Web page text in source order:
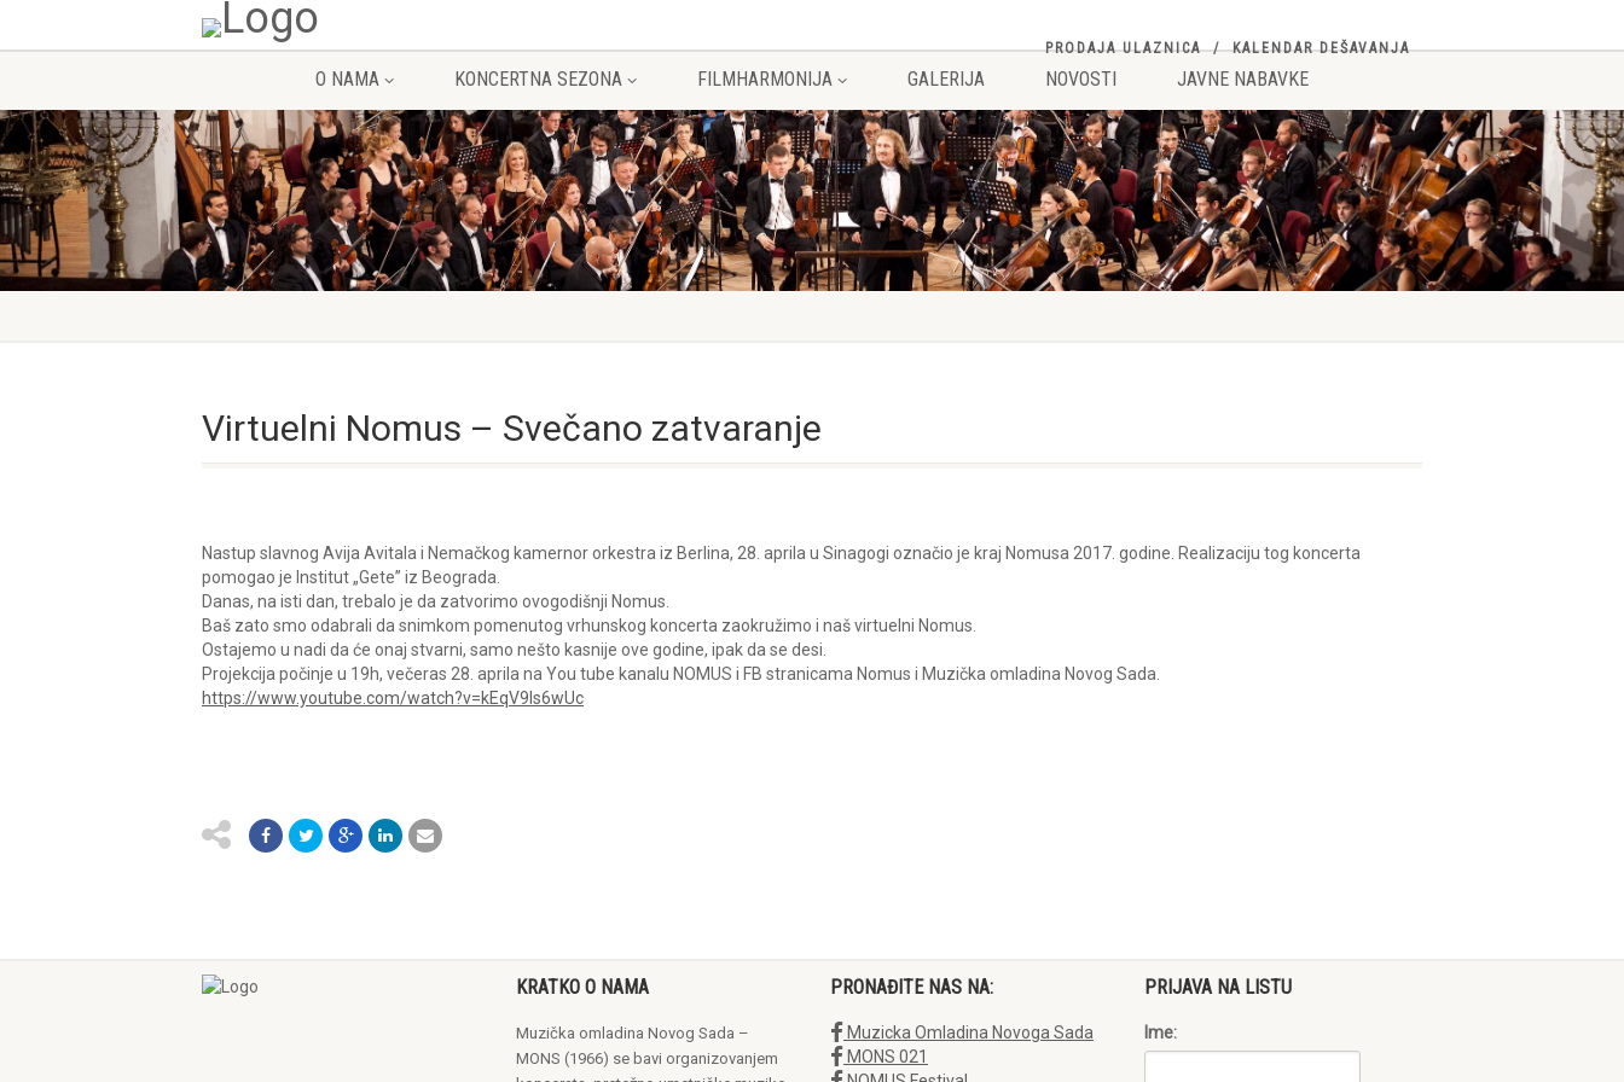
PRODAJA ULAZNICA KALENDAR DEŠAVANJA
O NAMA KONCERTNA SEZONA FILMHARMONIJA GALERIJA NOVOSTI JAVNE NABAVKE
Virtuelni Nomus – Svečano zatvaranje
Nastup slavnog Avija Avitala i Nemačkog kamernor orkestra iz Berlina, 28. aprila u Sinagogi označio je kraj Nomusa 2017. godine. Realizaciju tog koncerta
pomogao je Institut „Gete” iz Beograda.
Danas, na isti dan, trebalo je da zatvorimo ovogodišnji Nomus.
Baš zato smo odabrali da snimkom pomenutog vrhunskog koncerta zaokružimo i naš virtuelni Nomus.
Ostajemo u nadi da će onaj stvarni, samo nešto kasnije ove godine, ipak da se desi.
Projekcija počinje u 19h, večeras 28. aprila na You tube kanalu NOMUS i FB stranicama Nomus i Muzička omladina Novog Sada.
https://www.youtube.com/watch?v=kEqV9Is6wUc
KRATKO O NAMA
Muzička omladina Novog Sada –
MONS (1966) se bavi organizovanjem
PRONAĐITE NAS NA:
Muzicka Omladina Novoga Sada
MONS 021
PRIJAVA NA LISTU
Ime: